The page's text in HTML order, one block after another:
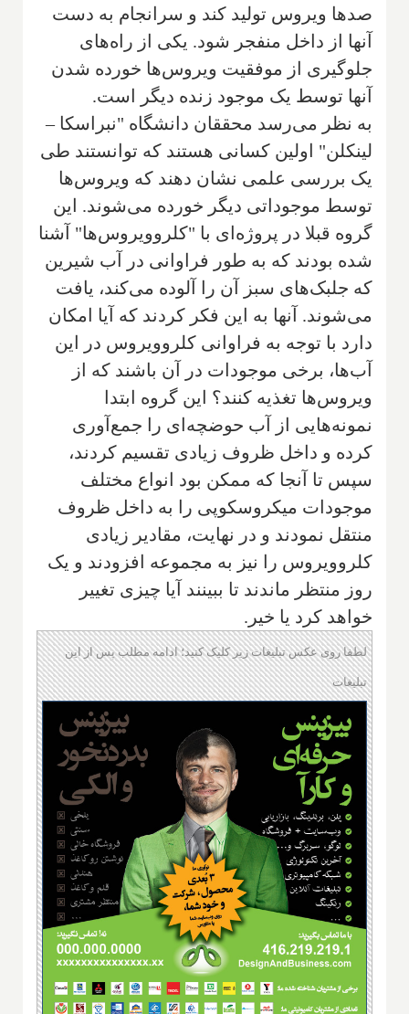
صدها ویروس تولید کند و سرانجام به دست
آنها از داخل منفجر شود. یکی از راه‌های
جلوگیری از موفقیت ویروس‌ها خورده شدن
آنها توسط یک موجود زنده دیگر است.
به نظر می‌رسد محققان دانشگاه "نبراسکا –
لینکلن" اولین کسانی هستند که توانستند طی
یک بررسی علمی نشان دهند که ویروس‌ها
توسط موجوداتی دیگر خورده می‌شوند. این
گروه قبلا در پروژه‌ای با "کلروویروس‌ها" آشنا
شده بودند که به طور فراوانی در آب شیرین
که جلبک‌های سبز آن را آلوده می‌کند، یافت
می‌شوند. آنها به این فکر کردند که آیا امکان
دارد با توجه به فراوانی کلروویروس در این
آب‌ها، برخی موجودات در آن باشند که از
ویروس‌ها تغذیه کنند؟ این گروه ابتدا
نمونه‌هایی از آب حوضچه‌ای را جمع‌آوری
کرده و داخل ظروف زیادی تقسیم کردند،
سپس تا آنجا که ممکن بود انواع مختلف
موجودات میکروسکوپی را به داخل ظروف
منتقل نمودند و در نهایت، مقادیر زیادی
کلروویروس را نیز به مجموعه افزودند و یک
روز منتظر ماندند تا ببینند آیا چیزی تغییر
خواهد کرد یا خیر.
لطفا روی عکس تبلیغات زیر کلیک کنید؛ ادامه مطلب پس از این
تبلیغات